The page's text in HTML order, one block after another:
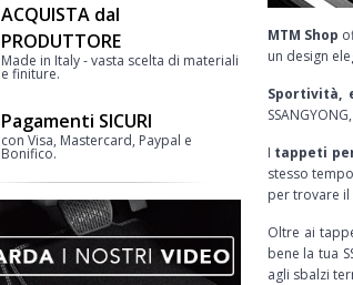
MTM Shop
un design
Sportività,
I tappeti per
stesso
per trovare
Oltre ai
bene la tua
agli sbalzi
ACQUISTA dal
PRODUTTORE
Made in Italy - vasta scelta di materiali
e finiture.
Pagamenti SICURI
con Visa, Mastercard, Paypal e
Bonifico.